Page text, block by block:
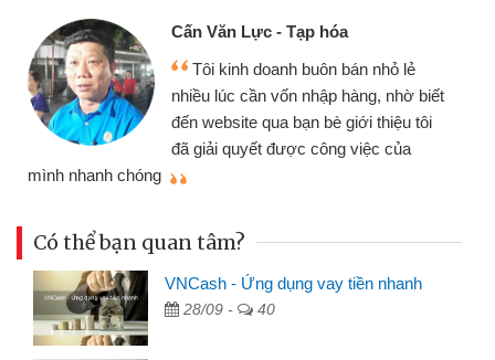
Cấn Văn Lực - Tạp hóa
Tôi kinh doanh buôn bán nhỏ lẻ
nhiều lúc cần vốn nhập hàng, nhờ biết
đến website qua bạn bè giới thiệu tôi
đã giải quyết được công việc của
mình nhanh chóng
Có thể bạn quan tâm?
VNCash - Ứng dụng vay tiền nhanh
28/09 - 40